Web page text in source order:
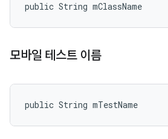
public String mClassName
모바일 테스트 이름
public String mTestName